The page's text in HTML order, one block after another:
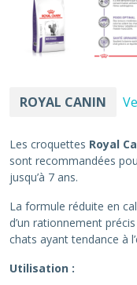
ROYAL CANIN
Les croquettes Royal
sont recommandées
jusqu’à 7 ans.
La formule réduite en
d’un rationnement
chats ayant tendance à
Utilisation :